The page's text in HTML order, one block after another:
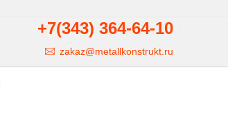
+7(343) 364-64-10
zakaz@metallkonstrukt.ru